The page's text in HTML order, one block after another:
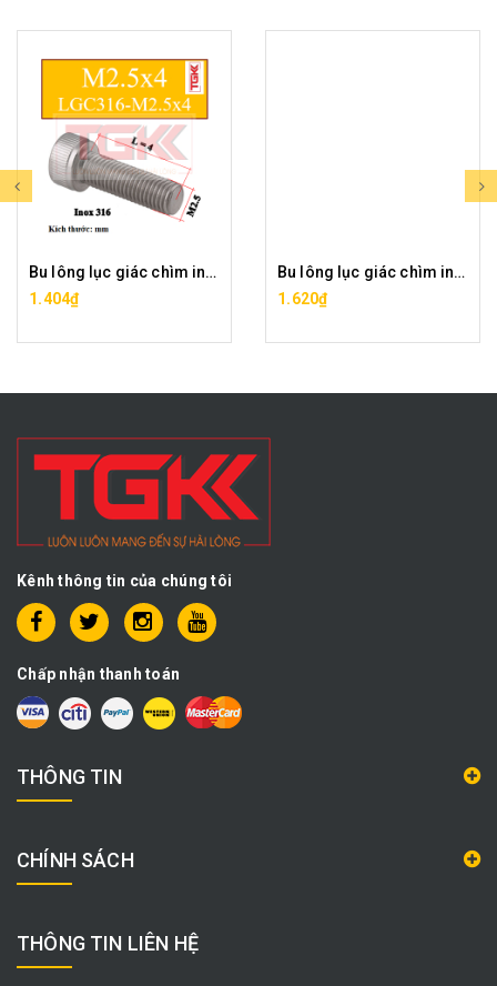
Bu lông lục giác chìm inox 316-M2.5x4
1.404₫
Bu lông lục giác chìm inox 316-M2.5x5
1.620₫
Kênh thông tin của chúng tôi
Chấp nhận thanh toán
THÔNG TIN
CHÍNH SÁCH
THÔNG TIN LIÊN HỆ